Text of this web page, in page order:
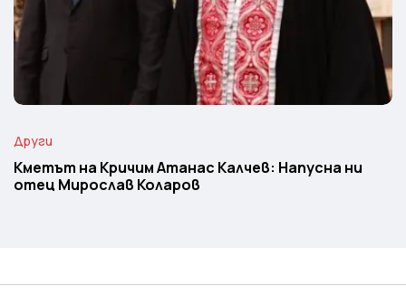
Други
Кметът на Кричим Атанас Калчев: Напусна ни
отец Мирослав Коларов